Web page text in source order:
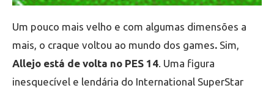
Um pouco mais velho e com algumas dimensões a
mais, o craque voltou ao mundo dos games. Sim,
Allejo está de volta no PES 14 . Uma figura
inesquecível e lendária do International SuperStar